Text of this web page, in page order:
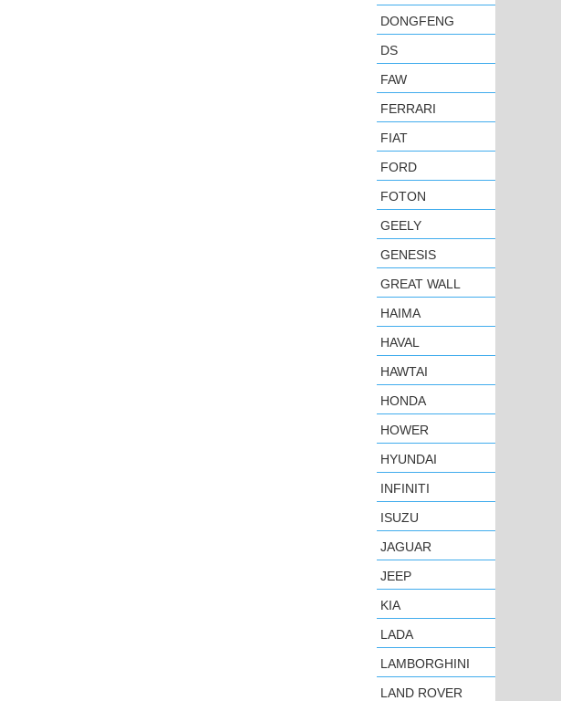
DONGFENG
DS
FAW
FERRARI
FIAT
FORD
FOTON
GEELY
GENESIS
GREAT WALL
HAIMA
HAVAL
HAWTAI
HONDA
HOWER
HYUNDAI
INFINITI
ISUZU
JAGUAR
JEEP
KIA
LADA
LAMBORGHINI
LAND ROVER